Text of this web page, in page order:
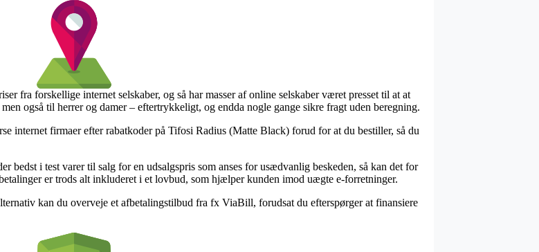
fra forskellige internet selskaber, og så har masser af online selskaber været presset til at at
også til herrer og damer – eftertrykkeligt, og endda nogle gange sikre fragt uden beregning.
internet firmaer efter rabatkoder på Tifosi Radius (Matte Black) forud for at du bestiller, så du
i test varer til salg for en udsalgspris som anses for usædvanlig beskeden, så kan det for
er trods alt inkluderet i et lovbud, som hjælper kunden imod uægte e-forretninger.
kan du overveje et afbetalingstilbud fra fx ViaBill, forudsat du efterspørger at finansiere